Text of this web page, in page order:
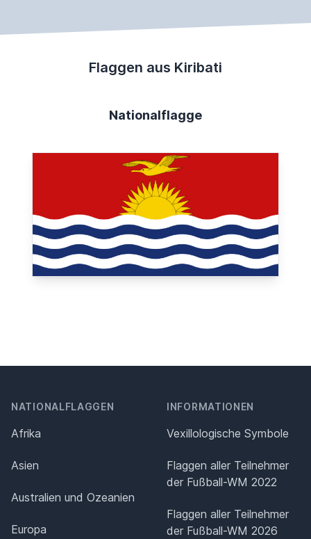
Flaggen aus Kiribati
Nationalflagge
NATIONALFLAGGEN
Afrika
Asien
Australien und Ozeanien
Europa
INFORMATIONEN
Vexillologische Symbole
Flaggen aller Teilnehmer
der Fußball-WM 2022
Flaggen aller Teilnehmer
der Fußball-WM 2026